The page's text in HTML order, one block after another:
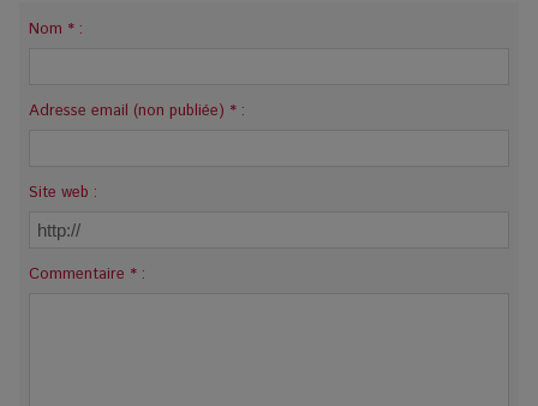
Nom * :
Adresse email (non publiée) * :
Site web :
Commentaire * :